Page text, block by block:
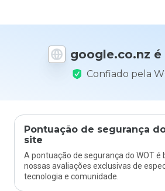
google.co.nz é
Confiado pela
Pontuação de segurança
site
A pontuação de segurança do WOT é
nossas avaliações exclusivas de
tecnologia e comunidade.
que